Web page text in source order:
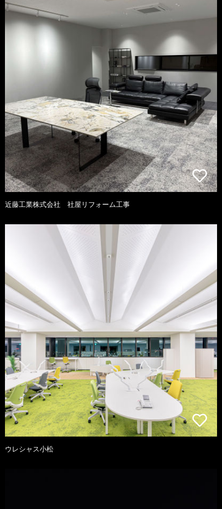
近藤工業株式会社 社屋リフォーム工事
ウレシャス小松